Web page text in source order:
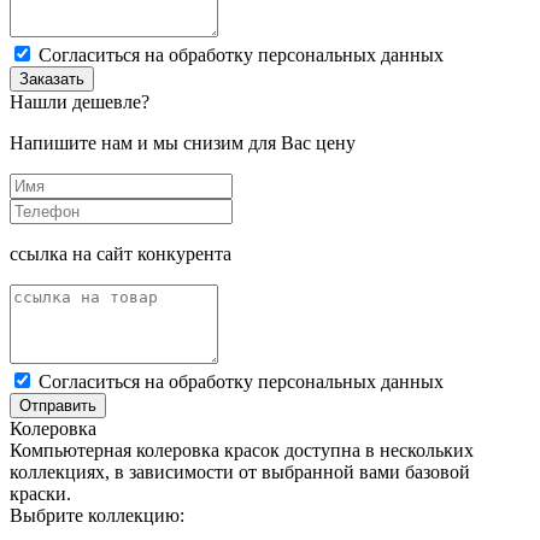
Cогласиться на обработку персональных данных
Заказать
Нашли дешевле?
Напишите нам и мы снизим для Вас цену
ссылка на сайт конкурента
Cогласиться на обработку персональных данных
Отправить
Колеровка
Компьютерная колеровка красок доступна в нескольких
коллекциях, в зависимости от выбранной вами базовой
краски.
Выбрите коллекцию: